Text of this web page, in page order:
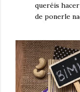
queréis
de ponerle